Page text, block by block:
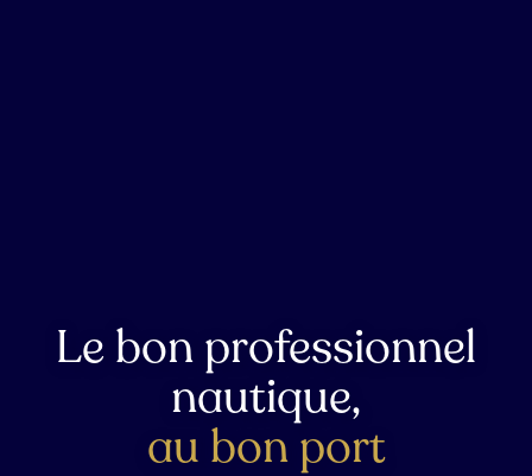
Le bon professionnel
nautique,
au bon port